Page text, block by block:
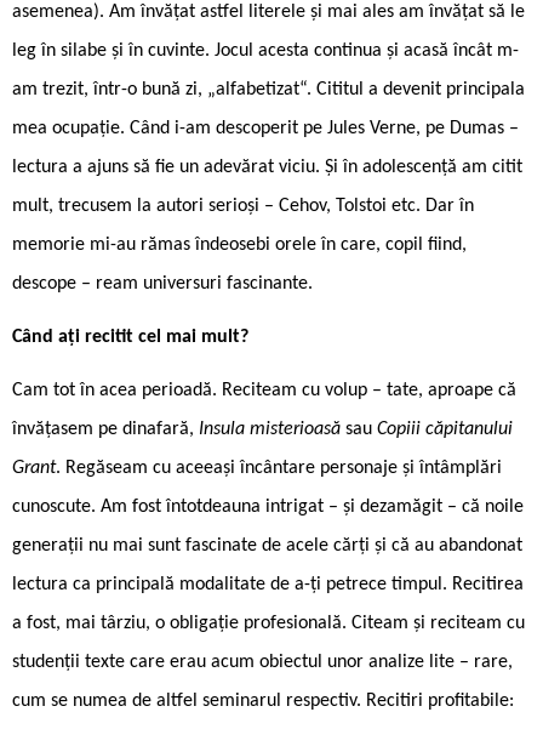
asemenea). Am învățat astfel literele și mai ales am învățat să le
leg în silabe și în cuvinte. Jocul acesta continua și acasă încât m-
am trezit, într-o bună zi, „alfabetizat“. Cititul a devenit principala
mea ocupație. Când i-am descoperit pe Jules Verne, pe Dumas –
lectura a ajuns să fie un adevărat viciu. Și în adolescență am citit
mult, trecusem la autori serioși – Cehov, Tolstoi etc. Dar în
memorie mi-au rămas îndeosebi orele în care, copil fiind,
descope – ream universuri fascinante.
Când ați recitit cel mai mult?
Cam tot în acea perioadă. Reciteam cu volup – tate, aproape că
învățasem pe dinafară, Insula misterioasă sau Copiii căpitanului
Grant. Regăseam cu aceeași încântare personaje și întâmplări
cunoscute. Am fost întotdeauna intrigat – și dezamăgit – că noile
generații nu mai sunt fascinate de acele cărți și că au abandonat
lectura ca principală modalitate de a-ți petrece timpul. Recitirea
a fost, mai târziu, o obligație profesională. Citeam și reciteam cu
studenții texte care erau acum obiectul unor analize lite – rare,
cum se numea de altfel seminarul respectiv. Recitiri profitabile: